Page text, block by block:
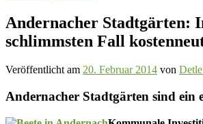
Andernacher Stadtgärten:
schlimmsten Fall
Veröffentlicht am 20. Februar 2014 von
Andernacher Stadtgärten sind ein